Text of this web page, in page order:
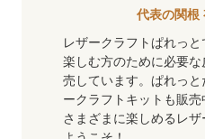
代表の関根
レザークラフトぱれっ
楽しむ方のために必要
売しています。ぱれっ
ークラフトキットも販
さまざまに楽しめるレザ